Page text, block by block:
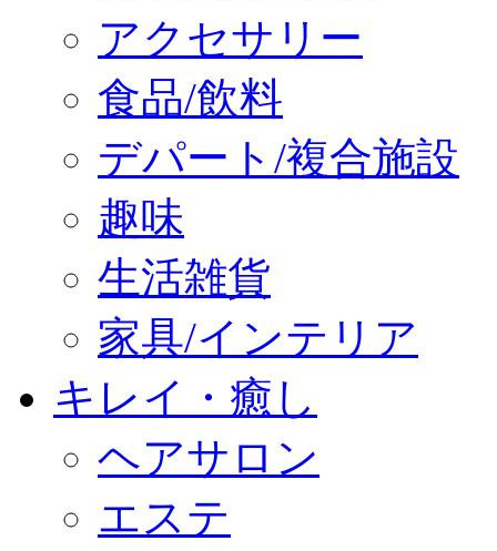
アクセサリー
食品/飲料
デパート/複合施設
趣味
生活雑貨
家具/インテリア
キレイ・癒し
ヘアサロン
エステ